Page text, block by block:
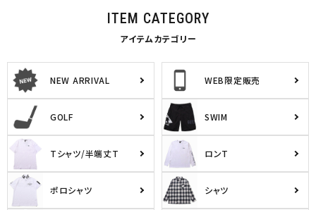
search
詳しい条件から探す
ITEM CATEGORY
アイテムカテゴリー
NEW ARRIVAL WEB限定販売
GOLF SWIM
Tシャツ/半端丈T ロンT
ポロシャツ シャツ